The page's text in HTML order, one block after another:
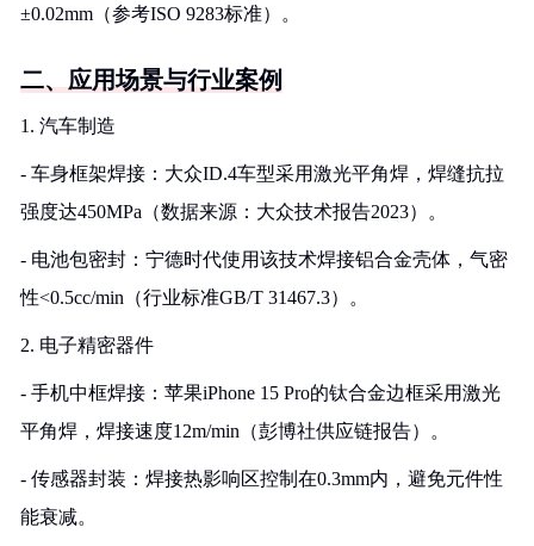
±0.02mm（参考ISO 9283标准）。
二、应用场景与行业案例
1. 汽车制造
- 车身框架焊接：大众ID.4车型采用激光平角焊，焊缝抗拉
强度达450MPa（数据来源：大众技术报告2023）。
- 电池包密封：宁德时代使用该技术焊接铝合金壳体，气密
性<0.5cc/min（行业标准GB/T 31467.3）。
2. 电子精密器件
- 手机中框焊接：苹果iPhone 15 Pro的钛合金边框采用激光
平角焊，焊接速度12m/min（彭博社供应链报告）。
- 传感器封装：焊接热影响区控制在0.3mm内，避免元件性
能衰减。